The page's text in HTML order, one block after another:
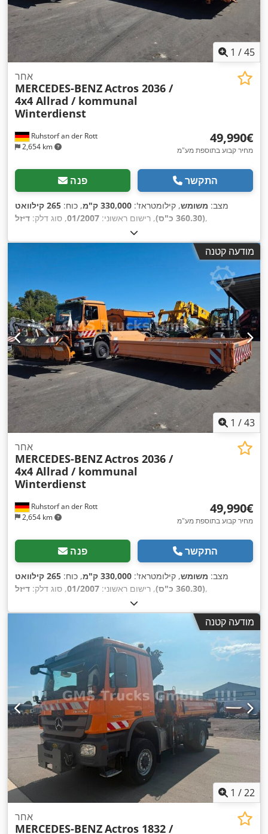
1 /45
Ruhstorf an der Rott
2,654 km
אחר
MERCEDES-BENZActros 2036 /
4x4 Allrad / kommunal
Winterdienst
‏49,990 ‏€
מחיר קבוע בתוספת מע"מ
פנה התקשר
מצב: משומש, קילומטראז': 330,000 ק"מ , כוח:
265 קילוואט
(360.30 כ"ס)
, רישום ראשוני: 01/2007, סוג דלק: דיזל ,
מודעה קטנה
1 /43
Ruhstorf an der Rott
2,654 km
אחר
MERCEDES-BENZActros 2036 /
4x4 Allrad / kommunal
Winterdienst
‏49,990 ‏€
מחיר קבוע בתוספת מע"מ
פנה התקשר
מצב: משומש, קילומטראז': 330,000 ק"מ , כוח:
265 קילוואט
(360.30 כ"ס)
, רישום ראשוני: 01/2007, סוג דלק: דיזל ,
מודעה קטנה
1 /22
אחר
MERCEDES-BENZActros 1832 /